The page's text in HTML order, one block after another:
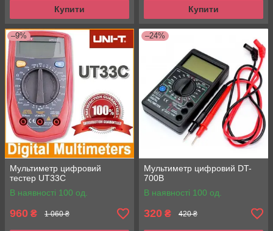
Купити Купити
–9%
Мультиметр цифровий
тестер UT33C
В наявності 100 од.
960 ₴ 1 060 ₴
–24%
Мультиметр цифровий DT-
700B
В наявності 100 од.
320 ₴ 420 ₴